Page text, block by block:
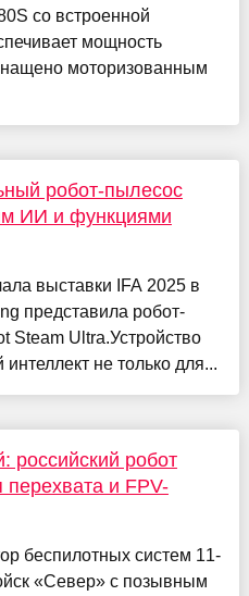
со встроенной
мощность
моторизованным
робот-пылесос
ИИ и функциями
выставки IFA 2025 в
представила робот-
Steam Ultra.Устройство
не только для...
российский робот
перехвата и FPV-
беспилотных систем 11-
«Север» с позывным